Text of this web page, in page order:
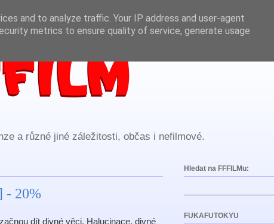
a různé jiné záležitosti, občas i nefilmové.
- 20%
dít divné věci. Halucinace, divné
Hledat na FFFILMu:
FUKAFUTOKYU
and to analyze traffic. Your IP address and user-agent
metrics to ensure quality of service, generate usage